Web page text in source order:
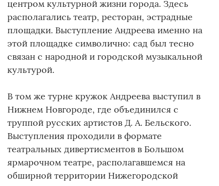
центром культурной жизни города. Здесь
располагались театр, ресторан, эстрадные
площадки. Выступление Андреева именно на
этой площадке символично: сад был тесно
связан с народной и городской музыкальной
культурой.
В том же турне кружок Андреева выступил в
Нижнем Новгороде, где объединился с
труппой русских артистов Д. А. Бельского.
Выступления проходили в формате
театральных дивертисментов в Большом
ярмарочном театре, располагавшемся на
обширной территории Нижегородской